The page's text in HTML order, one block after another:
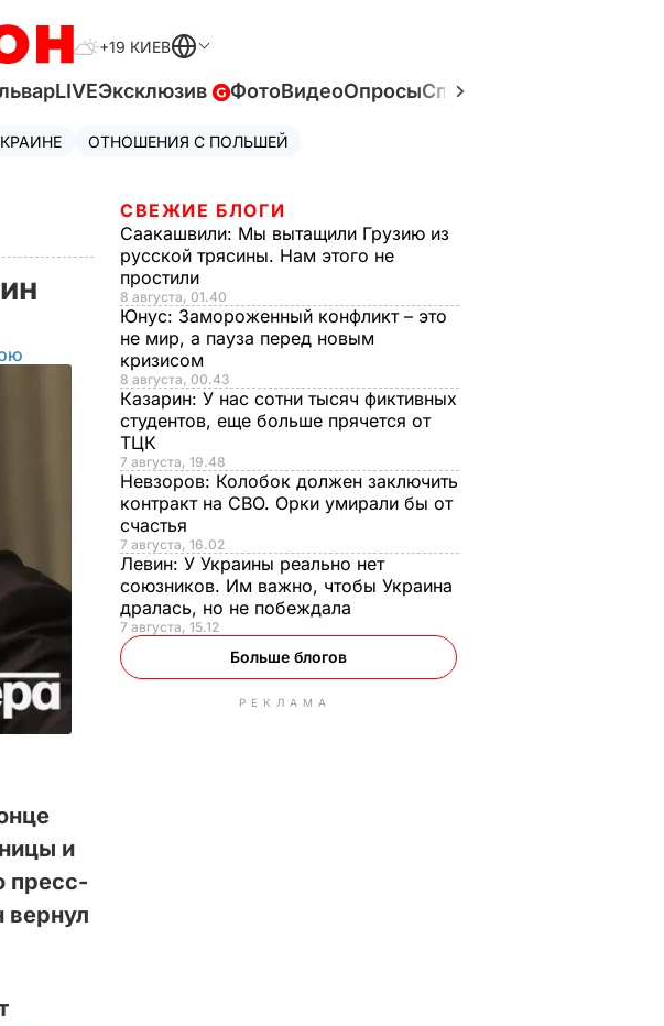
+19 КИЕВ
LIVEЭксклюзив ФотоВидеоОпросыСпецпроекты
ОТНОШЕНИЯ С ПОЛЬШЕЙ
и
пресс-
вернул
СВЕЖИЕ БЛОГИ
Саакашвили: Мы вытащили Грузию из
русской трясины. Нам этого не
простили
8 августа, 01.40
Юнус: Замороженный конфликт – это
не мир, а пауза перед новым
кризисом
8 августа, 00.43
Казарин: У нас сотни тысяч фиктивных
студентов, еще больше прячется от
ТЦК
7 августа, 19.48
Невзоров: Колобок должен заключить
контракт на СВО. Орки умирали бы от
счастья
7 августа, 16.02
Левин: У Украины реально нет
союзников. Им важно, чтобы Украина
дралась, но не побеждала
7 августа, 15.12
Больше блогов
РЕКЛАМА